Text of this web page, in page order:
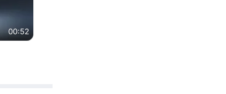
00:52